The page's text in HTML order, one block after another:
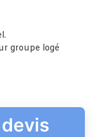
groupe logé